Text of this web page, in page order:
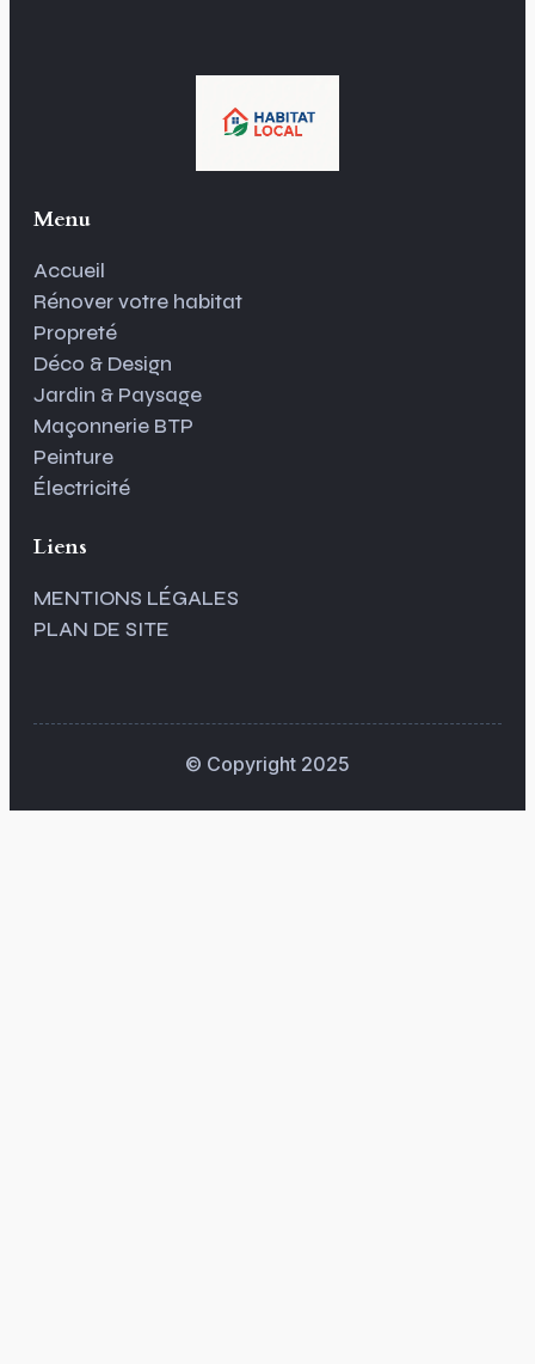
Menu
Accueil
Rénover votre habitat
Propreté
Déco & Design
Jardin & Paysage
Maçonnerie BTP
Peinture
Électricité
Liens
MENTIONS LÉGALES
PLAN DE SITE
© Copyright 2025